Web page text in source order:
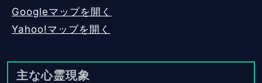
Googleマップを開く
Yahoo!マップを開く
主な心霊現象